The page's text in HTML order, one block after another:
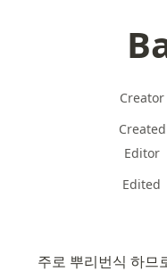
Creator
Created
Editor
Edited
주로 뿌리번식 하므